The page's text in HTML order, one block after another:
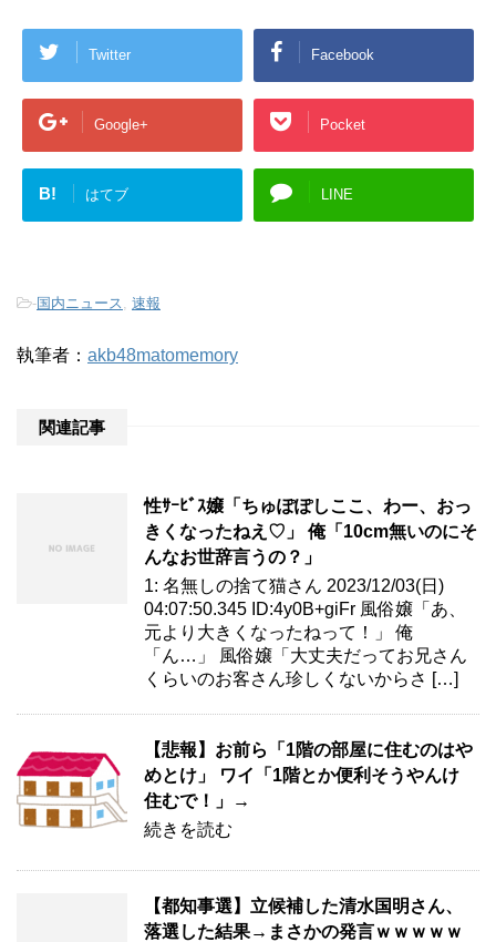
Twitter Facebook
Google+ Pocket
B! はてブ LINE
-国内ニュース 速報
執筆者： akb48matomemory
関連記事
性ｻｰﾋﾞｽ嬢「ちゅぽぽしここ、わー、おっ
きくなったねえ♡」 俺「10cm無いのにそ
んなお世辞言うの？」
1: 名無しの捨て猫さん 2023/12/03(日)
04:07:50.345 ID:4y0B+giFr 風俗嬢「あ、
元より大きくなったねって！」 俺
「ん…」 風俗嬢「大丈夫だってお兄さん
くらいのお客さん珍しくないからさ […]
【悲報】お前ら「1階の部屋に住むのはや
めとけ」 ワイ「1階とか便利そうやんけ
住むで！」→
続きを読む
【都知事選】立候補した清水国明さん、
落選した結果→まさかの発言ｗｗｗｗｗ